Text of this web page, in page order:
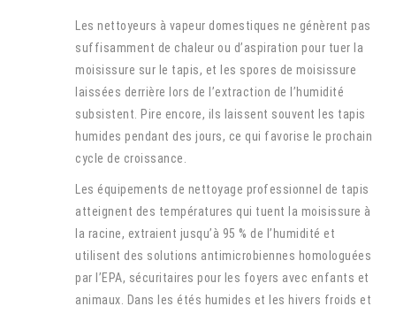
Les nettoyeurs à vapeur domestiques ne génèrent pas
suffisamment de chaleur ou d’aspiration pour tuer la
moisissure sur le tapis, et les spores de moisissure
laissées derrière lors de l’extraction de l’humidité
subsistent. Pire encore, ils laissent souvent les tapis
humides pendant des jours, ce qui favorise le prochain
cycle de croissance.
Les équipements de nettoyage professionnel de tapis
atteignent des températures qui tuent la moisissure à
la racine, extraient jusqu’à 95 % de l’humidité et
utilisent des solutions antimicrobiennes homologuées
par l’EPA, sécuritaires pour les foyers avec enfants et
animaux. Dans les étés humides et les hivers froids et